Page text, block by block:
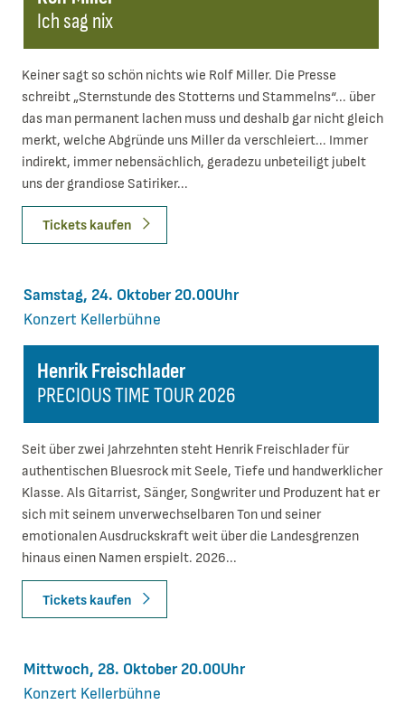
Ich sag nix
Keiner sagt so schön nichts wie Rolf Miller. Die Presse
schreibt „Sternstunde des Stotterns und Stammelns“... über
das man permanent lachen muss und deshalb gar nicht gleich
merkt, welche Abgründe uns Miller da verschleiert... Immer
indirekt, immer nebensächlich, geradezu unbeteiligt jubelt
uns der grandiose Satiriker...
Tickets kaufen
Henrik Freischlader
PRECIOUS TIME TOUR 2026
Samstag, 24. Oktober 20.00Uhr
Konzert Kellerbühne
Seit über zwei Jahrzehnten steht Henrik Freischlader für
authentischen Bluesrock mit Seele, Tiefe und handwerklicher
Klasse. Als Gitarrist, Sänger, Songwriter und Produzent hat er
sich mit seinem unverwechselbaren Ton und seiner
emotionalen Ausdruckskraft weit über die Landesgrenzen
hinaus einen Namen erspielt. 2026...
Tickets kaufen
Mittwoch, 28. Oktober 20.00Uhr
Konzert Kellerbühne